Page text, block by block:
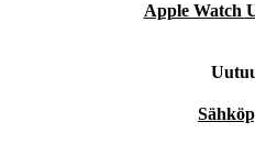
Apple Watch